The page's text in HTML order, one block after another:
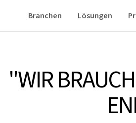
Branchen Lösungen
"WIR